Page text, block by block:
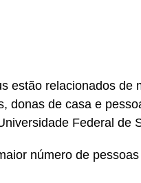
estão relacionados de
donas de casa e
Federal de
número de